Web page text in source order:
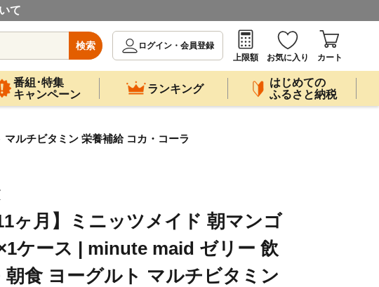
て
検索
ログイン・会員登録
上限額
お気に入り カート
番組･特集
キャンペーン
ランキング
はじめての
ふるさと納税
ルチビタミン 栄養補給 コカ・コーラ
ヶ月】ミニッツメイド 朝マンゴ
ケース | minute maid ゼリー 飲
朝食 ヨーグルト マルチビタミン